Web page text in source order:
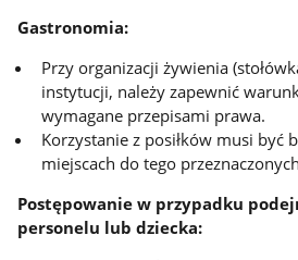
Gastronomia:
Przy organizacji żywienia
instytucji, należy zapewnić
wymagane przepisami prawa.
Korzystanie z posiłków musi być
miejscach do tego
Postępowanie w przypadku
personelu lub dziecka: